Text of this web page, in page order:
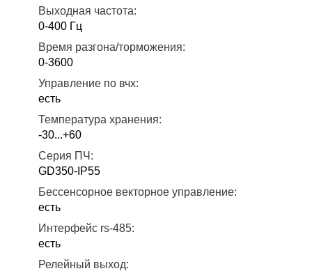
Выходная частота:
0-400 Гц
Время разгона/торможения:
0-3600
Управление по вчх:
есть
Температура хранения:
-30...+60
Серия ПЧ:
GD350-IP55
Бессенсорное векторное управление:
есть
Интерфейс rs-485:
есть
Релейный выход: